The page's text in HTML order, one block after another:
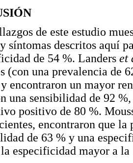
de este estudio
síntomas descritos aquí
de 54 %. Landers et
(con una prevalencia de
encontraron un mayor
una sensibilidad de 92
positivo de 80 %.
encontraron que
de 63 % y una
especificidad mayor a